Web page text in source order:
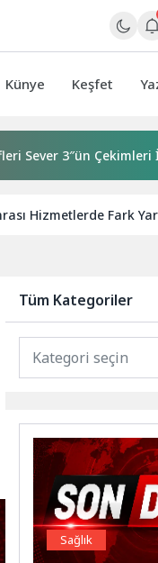
Künye Keşfet
Çekimleri
Hizmetlerde Fark
Tüm Kategoriler
Sağlık